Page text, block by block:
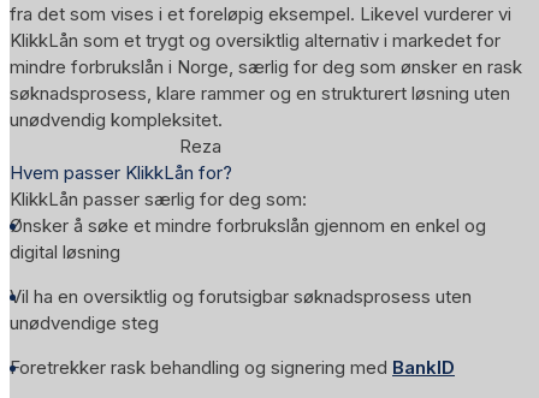
fra det som vises i et foreløpig eksempel. Likevel vurderer vi
KlikkLån som et trygt og oversiktlig alternativ i markedet for
mindre forbrukslån i Norge, særlig for deg som ønsker en rask
søknadsprosess, klare rammer og en strukturert løsning uten
unødvendig kompleksitet.
Reza
Hvem passer KlikkLån for?
KlikkLån passer særlig for deg som:
Ønsker å søke et mindre forbrukslån gjennom en enkel og
digital løsning
Vil ha en oversiktlig og forutsigbar søknadsprosess uten
unødvendige steg
Foretrekker rask behandling og signering med BankID